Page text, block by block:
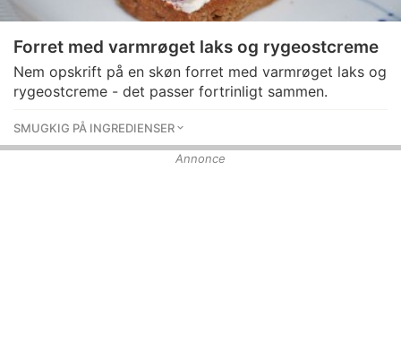
Forret med varmrøget laks og rygeostcreme
Nem opskrift på en skøn forret med varmrøget laks og
rygeostcreme - det passer fortrinligt sammen.
SMUGKIG PÅ INGREDIENSER
Annonce